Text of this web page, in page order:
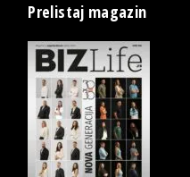
Prelistaj magazin